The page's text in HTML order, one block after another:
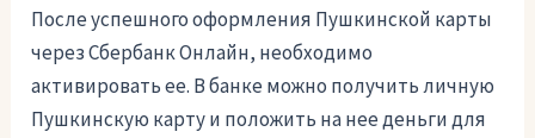
После успешного оформления Пушкинской карты
через Сбербанк Онлайн, необходимо
активировать ее. В банке можно получить личную
Пушкинскую карту и положить на нее деньги для